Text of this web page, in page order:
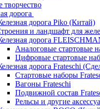
творчество
дорога
дорога Piko (Китай)
и ландшафт для
дорога
Аналоговые стартовые
Цифровые стартовые
дорога Frateschi
Стартовые наборы
Вагоны Frateschi
Подвижной состав
Рельсы и другие